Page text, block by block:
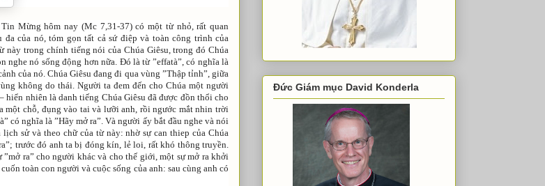
Mừng hôm nay (Mc 7,31-37) có một từ nhỏ, rất quan
của nó, tóm gọn tất cả sứ điệp và toàn công trình của
này trong chính tiếng nói của Chúa Giêsu, trong đó Chúa
nghe nó sống động hơn nữa. Đó là từ ”effatà”, có nghĩa là
của nó. Chúa Giêsu đang đi qua vùng ”Thập tỉnh”, giữa
không do thái. Người ta đem đến cho Chúa một người
hiển nhiên là danh tiếng Chúa Giêsu đã được đồn thổi cho
một chỗ, đụng vào tai và lưỡi anh, rồi ngước mắt nhin trời
có nghĩa là ”Hãy mở ra”. Và người ấy bắt đầu nghe và nói
sử và theo chữ của từ này: nhờ sự can thiep của Chúa
trước đó anh ta bị đóng kín, lẻ loi, rất khó thông truyền.
ra” cho người khác và cho thế giới, một sự mở ra khởi
toàn con người và cuộc sống của anh: sau cùng anh có
Đức Giám mục David Konderla